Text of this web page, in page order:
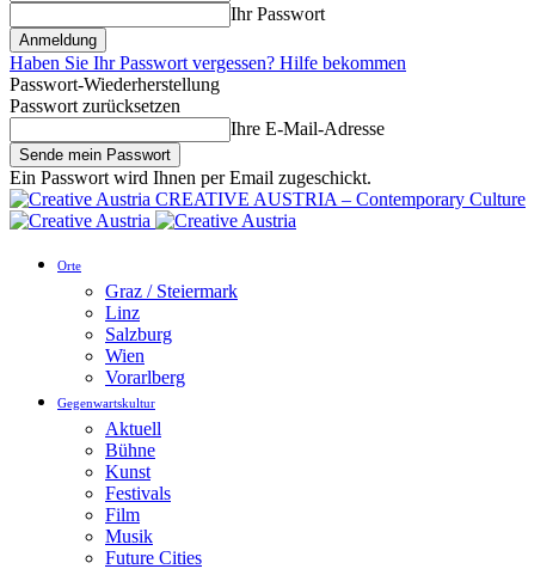
Ihr Passwort
Haben Sie Ihr Passwort vergessen? Hilfe bekommen
Passwort-Wiederherstellung
Passwort zurücksetzen
Ihre E-Mail-Adresse
Ein Passwort wird Ihnen per Email zugeschickt.
CREATIVE AUSTRIA – Contemporary Culture
Orte
Graz / Steiermark
Linz
Salzburg
Wien
Vorarlberg
Gegenwartskultur
Aktuell
Bühne
Kunst
Festivals
Film
Musik
Future Cities